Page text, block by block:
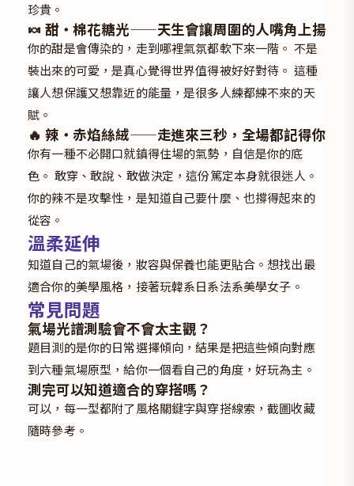
珍貴。
🍬 甜・棉花糖光——天生會讓周圍的人嘴角上揚
你的甜是會傳染的，走到哪裡氣氛都軟下來一階。 不是
裝出來的可愛，是真心覺得世界值得被好好對待。 這種
讓人想保護又想靠近的能量，是很多人練都練不來的天
賦。
🔥 辣・赤焰絲絨——走進來三秒，全場都記得你
你有一種不必開口就鎮得住場的氣勢，自信是你的底
色。 敢穿、敢說、敢做決定，這份篤定本身就很迷人。
你的辣不是攻擊性，是知道自己要什麼、也撐得起來的
從容。
溫柔延伸
知道自己的氣場後，妝容與保養也能更貼合。想找出最
適合你的美學風格，接著玩韓系日系法系美學女子 。
常見問題
氣場光譜測驗會不會太主觀？
題目測的是你的日常選擇傾向，結果是把這些傾向對應
到六種氣場原型，給你一個看自己的角度，好玩為主。
測完可以知道適合的穿搭嗎？
可以，每一型都附了風格關鍵字與穿搭線索，截圖收藏
隨時參考。